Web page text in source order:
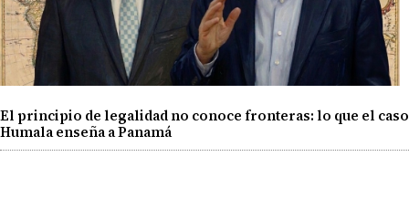
El principio de legalidad no conoce fronteras: lo que el caso
Humala enseña a Panamá